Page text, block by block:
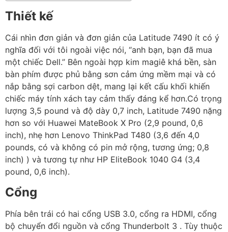
Thiết kế
Cái nhìn đơn giản và đơn giản của Latitude 7490 ít có ý
nghĩa đối với tôi ngoài việc nói, “anh bạn, bạn đã mua
một chiếc Dell.” Bên ngoài hợp kim magiê khá bền, sàn
bàn phím được phủ bằng sơn cảm ứng mềm mại và có
nắp bằng sợi carbon dệt, mang lại kết cấu khối khiến
chiếc máy tính xách tay cảm thấy đáng kể hơn.Có trọng
lượng 3,5 pound và độ dày 0,7 inch, Latitude 7490 nặng
hơn so với Huawei MateBook X Pro (2,9 pound, 0,6
inch), nhẹ hơn Lenovo ThinkPad T480 (3,6 đến 4,0
pounds, có và không có pin mở rộng, tương ứng; 0,8
inch) ) và tương tự như HP EliteBook 1040 G4 (3,4
pound, 0,6 inch).
Cổng
Phía bên trái có hai cổng USB 3.0, cổng ra HDMI, cổng
bộ chuyển đổi nguồn và cổng Thunderbolt 3 . Tùy thuộc